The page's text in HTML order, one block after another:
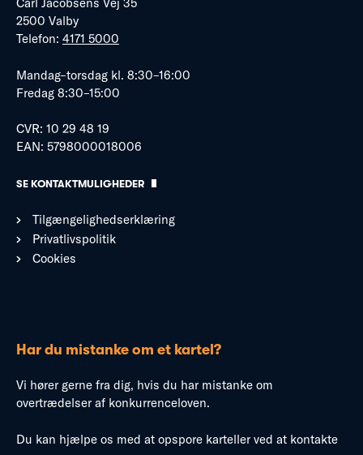
2500 Valby
Telefon: 4171 5000
Mandag–torsdag kl. 8:30–16:00
Fredag 8:30–15:00
CVR: 10 29 48 19
EAN: 5798000018006
SE KONTAKTMULIGHEDER
Tilgængelighedserklæring
Privatlivspolitik
Cookies
Har du mistanke om et kartel?
Vi hører gerne fra dig, hvis du har mistanke om
overtrædelser af konkurrenceloven.
Du kan hjælpe os med at opspore karteller ved at kontakte